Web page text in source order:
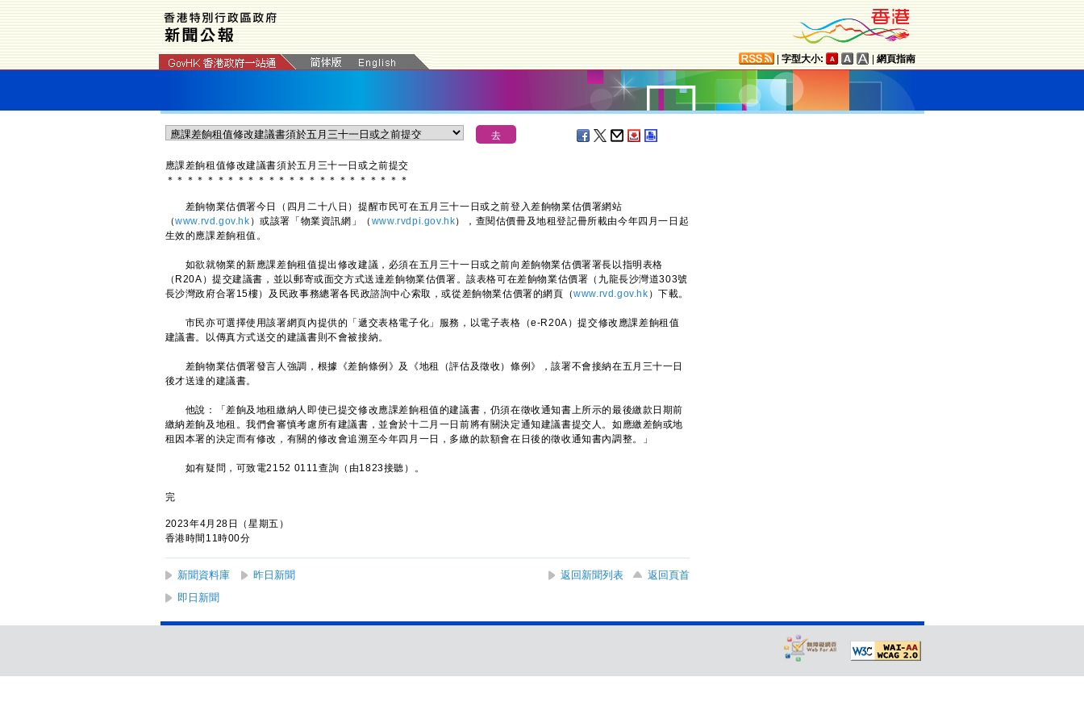
字型大小: 網頁指南
應課差餉租值修改建議書須於五月三十一日或之前提交
＊ ＊ ＊ ＊ ＊ ＊ ＊ ＊ ＊ ＊ ＊ ＊ ＊ ＊ ＊ ＊ ＊ ＊ ＊ ＊ ＊ ＊ ＊ ＊
差餉物業估價署今日（四月二十八日）提醒市民可在五月三十一日或之前登入差餉物業估價署網站
（www.rvd.gov.hk ）或該署「物業資訊網」（ www.rvdpi.gov.hk），查閱估價冊及地租登記冊所載由今年四月一日起
生效的應課差餉租值。
如欲就物業的新應課差餉租值提出修改建議，必須在五月三十一日或之前向差餉物業估價署署長以指明表格
（R20A）提交建議書，並以郵寄或面交方式送達差餉物業估價署。該表格可在差餉物業估價署（九龍長沙灣道303號
長沙灣政府合署15樓）及民政事務總署各民政諮詢中心索取，或從差餉物業估價署的網頁（www.rvd.gov.hk ）下載。
市民亦可選擇使用該署網頁內提供的「遞交表格電子化」服務，以電子表格（e-R20A）提交修改應課差餉租值
建議書。以傳真方式送交的建議書則不會被接納。
差餉物業估價署發言人強調，根據《差餉條例》及《地租（評估及徵收）條例》，該署不會接納在五月三十一日
後才送達的建議書。
他說：「差餉及地租繳納人即使已提交修改應課差餉租值的建議書，仍須在徵收通知書上所示的最後繳款日期前
繳納差餉及地租。我們會審慎考慮所有建議書，並會於十二月一日前將有關決定通知建議書提交人。如應繳差餉或地
租因本署的決定而有修改，有關的修改會追溯至今年四月一日，多繳的款額會在日後的徵收通知書內調整。」
如有疑問，可致電2152 0111查詢（由1823接聽）。
完
2023年4月28日（星期五）
香港時間11時00分
新聞資料庫 昨日新聞 返回新聞列表
返回頁首
即日新聞